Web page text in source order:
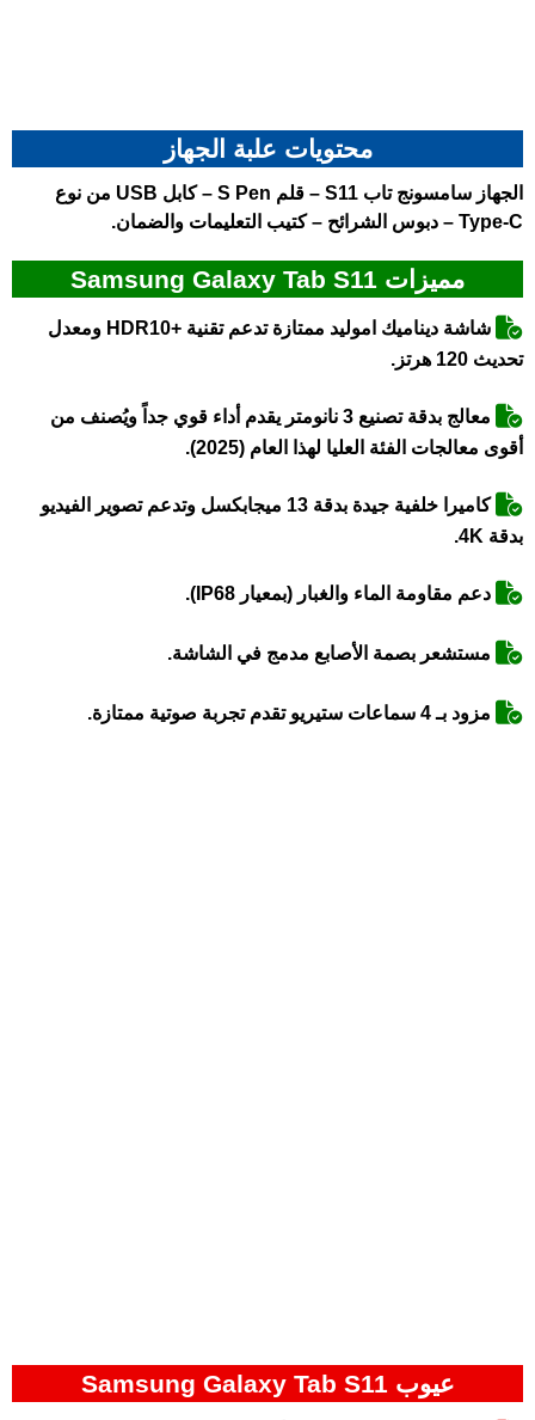
محتويات علبة الجهاز
الجهاز سامسونج تاب S11
– قلم S Pen – كابل USB من نوع
Type-C – دبوس الشرائح – كتيب التعليمات والضمان.
مميزات Samsung Galaxy Tab S11
شاشة ديناميك اموليد ممتازة تدعم تقنية +HDR10 ومعدل
تحديث 120 هرتز.
معالج بدقة تصنيع 3 نانومتر يقدم أداء قوي جداً ويُصنف من
أقوى معالجات الفئة العليا لهذا العام (2025).
كاميرا خلفية جيدة بدقة 13 ميجابكسل وتدعم تصوير الفيديو
بدقة 4K.
دعم مقاومة الماء والغبار (بمعيار IP68).
مستشعر بصمة الأصابع مدمج في الشاشة.
مزود بـ 4 سماعات ستيريو تقدم تجربة صوتية ممتازة.
عيوب Samsung Galaxy Tab S11